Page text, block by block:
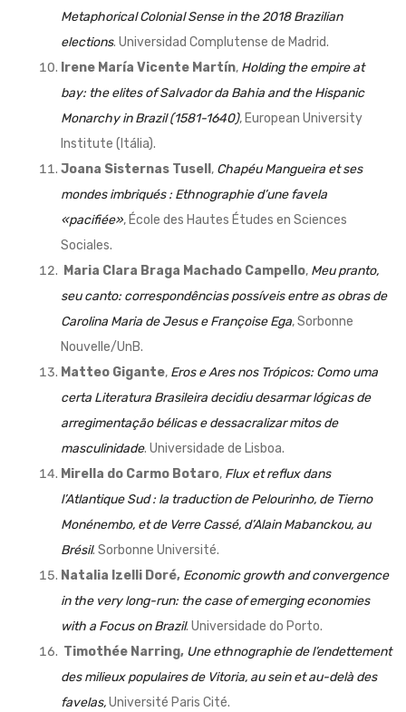
Metaphorical Colonial Sense in the 2018 Brazilian
elections. Universidad Complutense de Madrid.
Irene María Vicente Martín, Holding the empire at
bay: the elites of Salvador da Bahia and the Hispanic
Monarchy in Brazil (1581-1640), European University
Institute (Itália).
Joana Sisternas Tusell , Chapéu Mangueira et ses
mondes imbriqués : Ethnographie d’une favela
«pacifiée», École des Hautes Études en Sciences
Sociales.
Maria Clara Braga Machado Campello, Meu pranto,
seu canto: correspondências possíveis entre as obras de
Carolina Maria de Jesus e Françoise Ega, Sorbonne
Nouvelle/UnB.
Matteo Gigante, Eros e Ares nos Trópicos: Como uma
certa Literatura Brasileira decidiu desarmar lógicas de
arregimentação bélicas e dessacralizar mitos de
masculinidade. Universidade de Lisboa.
Mirella do Carmo Botaro, Flux et reflux dans
l’Atlantique Sud : la traduction de Pelourinho, de Tierno
Monénembo, et de Verre Cassé, d’Alain Mabanckou, au
Brésil. Sorbonne Université.
Natalia Izelli Doré, Economic growth and convergence
in the very long-run: the case of emerging economies
with a Focus on Brazil. Universidade do Porto.
Timothée Narring, Une ethnographie de l’endettement
des milieux populaires de Vitoria, au sein et au-delà des
favelas,Université Paris Cité.